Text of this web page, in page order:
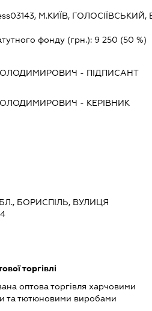
03143, М.КИЇВ, ГОЛОСІЇВСЬКИЙ,
фонду (грн.): 9 250 (50 %)
- ПІДПИСАНТ
- КЕРІВНИК
БОРИСПІЛЬ, ВУЛИЦЯ
торгівлі
оптова торгівля харчовими
та тютюновими виробами